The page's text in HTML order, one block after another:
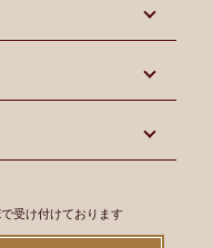
受け付けております